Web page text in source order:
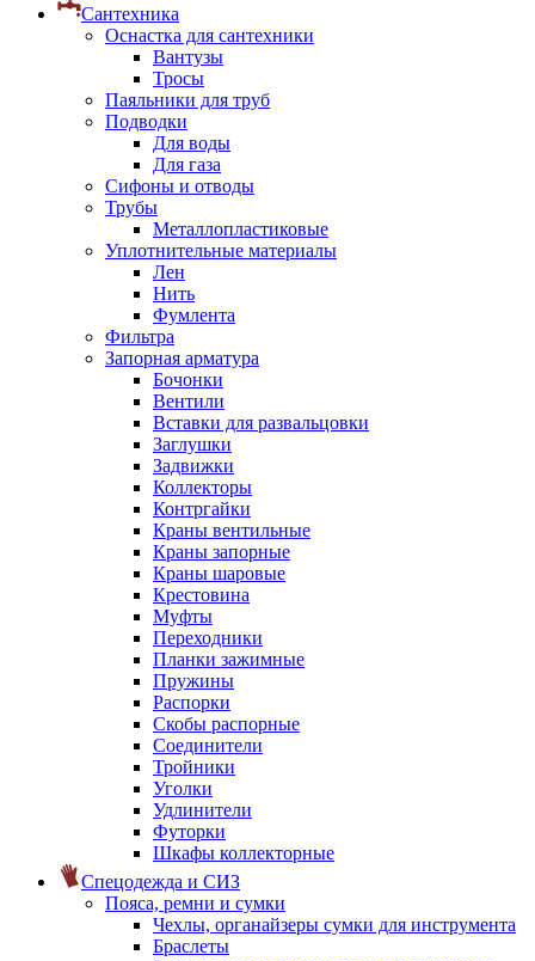
Сантехника
Оснастка для сантехники
Вантузы
Тросы
Паяльники для труб
Подводки
Для воды
Для газа
Сифоны и отводы
Трубы
Металлопластиковые
Уплотнительные материалы
Лен
Нить
Фумлента
Фильтра
Запорная арматура
Бочонки
Вентили
Вставки для развальцовки
Заглушки
Задвижки
Коллекторы
Контргайки
Краны вентильные
Краны запорные
Краны шаровые
Крестовина
Муфты
Переходники
Планки зажимные
Пружины
Распорки
Скобы распорные
Соединители
Тройники
Уголки
Удлинители
Футорки
Шкафы коллекторные
Спецодежда и СИЗ
Пояса, ремни и сумки
Чехлы, органайзеры сумки для инструмента
Браслеты